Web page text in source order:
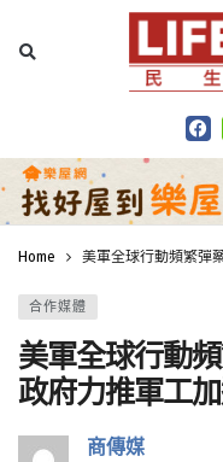
Home 美軍全球行動頻繁彈
合作媒體
美軍全球行動
政府力推軍工
商傳媒